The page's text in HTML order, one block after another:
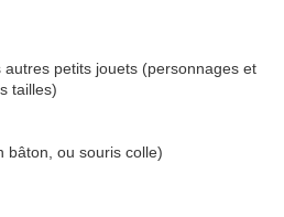
autres petits jouets (personnages et
tailles)
bâton, ou souris colle)